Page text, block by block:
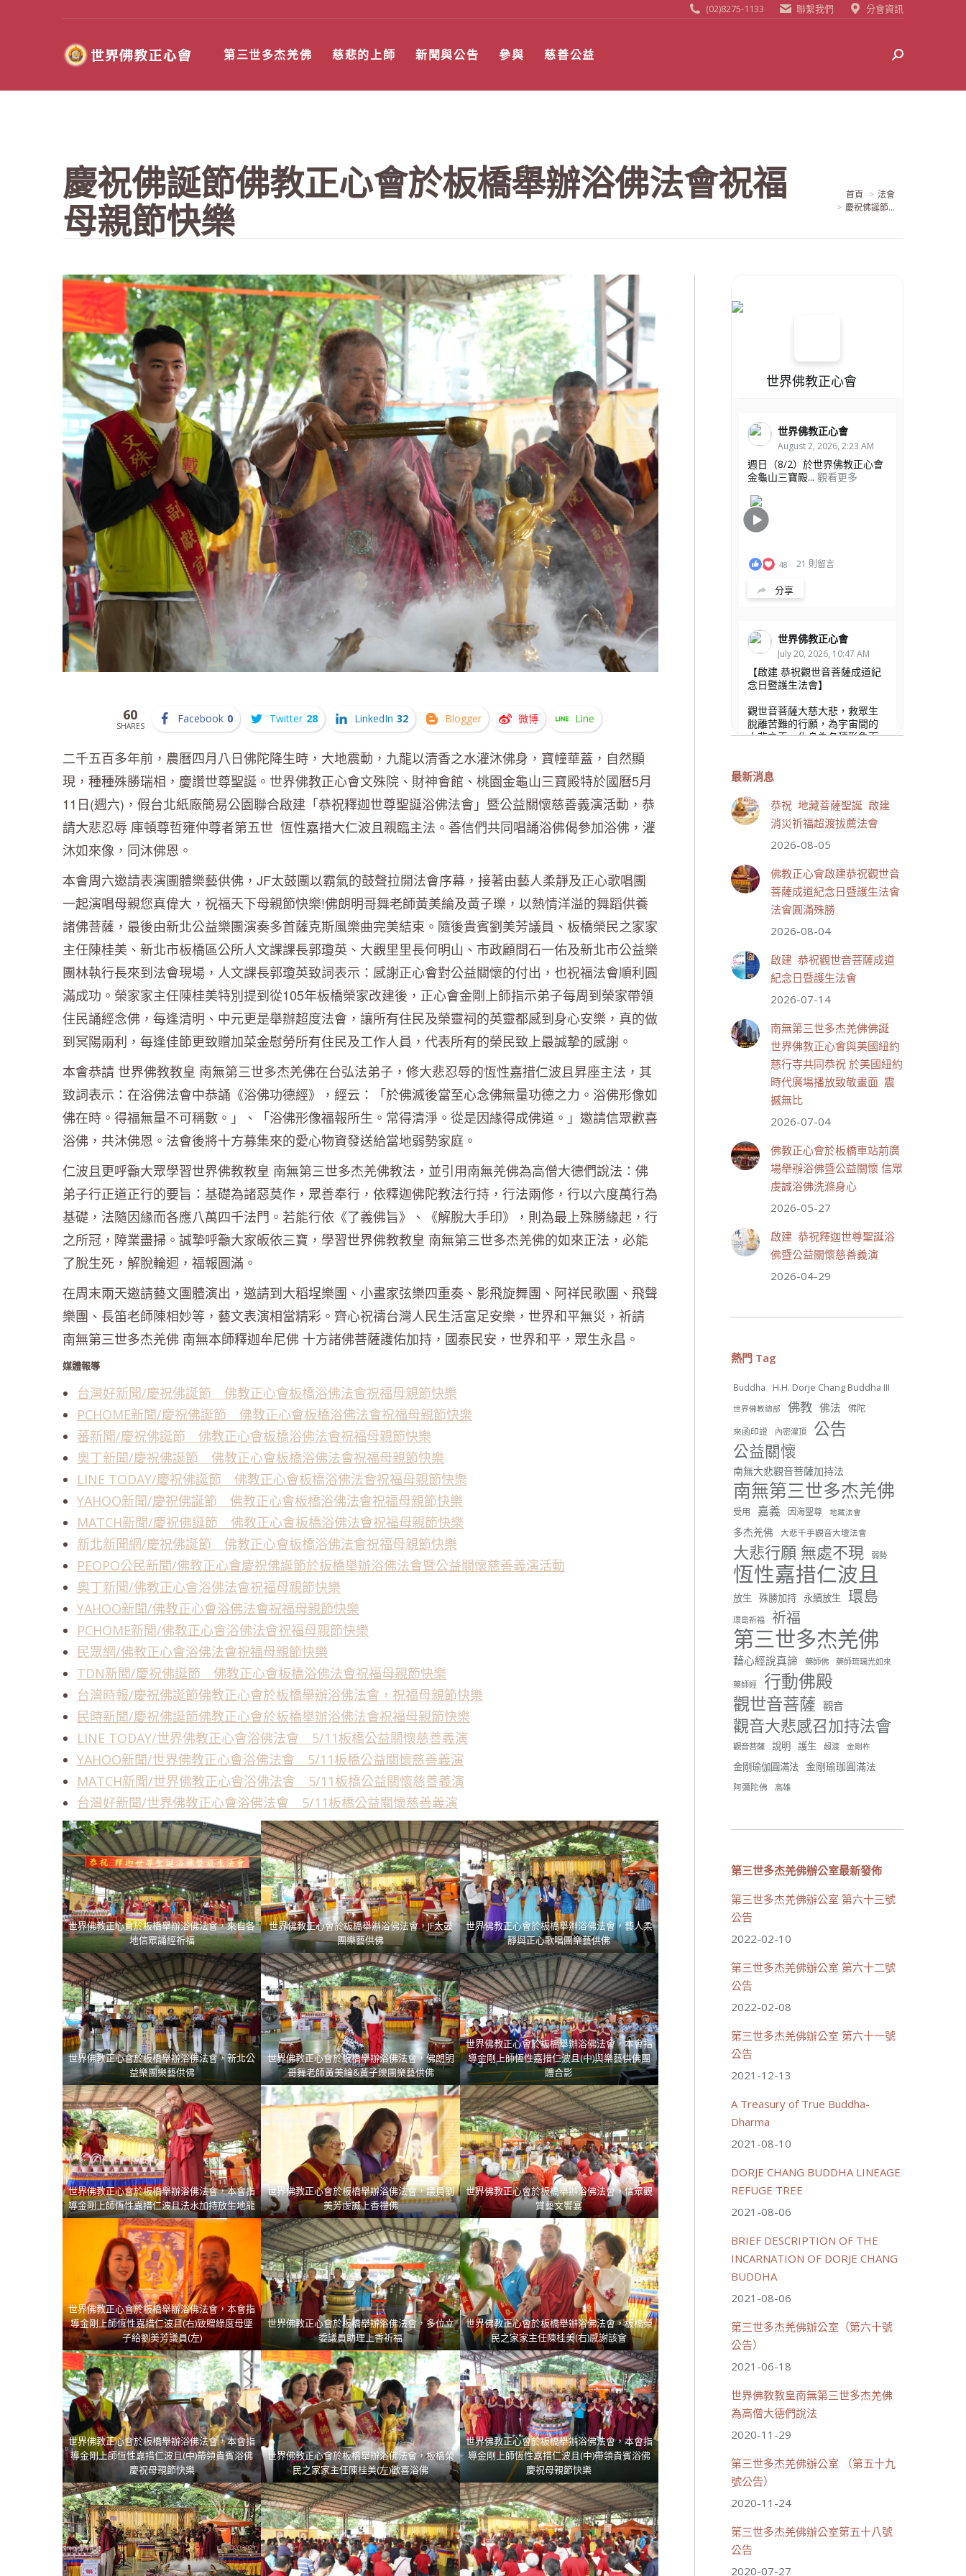
(02)8275-1133 聯繫我們 分會資訊
第三世多杰羌佛 慈悲的上師 新聞與公告 參與 慈善公益 Search:
慶祝佛誕節佛教正心會於板橋舉辦浴佛法會祝福
母親節快樂 當前位置:首頁
法會
慶祝佛誕節...
60
SHARES
Facebook 0 Twitter 28 LinkedIn 32 Blogger 微博 Line
二千五百多年前，農曆四月八日佛陀降生時，大地震動，九龍以清香之水灌沐佛身，寶幢華蓋，自然顯
現，種種殊勝瑞相，慶讚世尊聖誕。世界佛教正心會文殊院、財神會館、桃園金龜山三寶殿特於國曆5月
11日(週六)，假台北紙廠簡易公園聯合啟建「恭祝釋迦世尊聖誕浴佛法會」暨公益關懷慈善義演活動，恭
請大悲忍辱 庫頓尊哲雍仲尊者第五世 恆性嘉措大仁波且親臨主法。善信們共同唱誦浴佛偈參加浴佛，灌
沐如來像，同沐佛恩。
本會周六邀請表演團體樂藝供佛，JF太鼓團以霸氣的鼓聲拉開法會序幕，接著由藝人柔靜及正心歌唱團
一起演唱母親您真偉大，祝福天下母親節快樂!佛朗明哥舞老師黃美綸及黃子瓅，以熱情洋溢的舞蹈供養
諸佛菩薩，最後由新北公益樂團演奏多首薩克斯風樂曲完美結束。隨後貴賓劉美芳議員、板橋榮民之家家
主任陳桂美、新北市板橋區公所人文課課長郭瓊英、大觀里里長何明山、市政顧問石一佑及新北市公益樂
團林執行長來到法會現場，人文課長郭瓊英致詞表示：感謝正心會對公益關懷的付出，也祝福法會順利圓
滿成功。榮家家主任陳桂美特別提到從105年板橋榮家改建後，正心會金剛上師指示弟子每周到榮家帶領
住民誦經念佛，每逢清明、中元更是舉辦超度法會，讓所有住民及榮靈祠的英靈都感到身心安樂，真的做
到冥陽兩利，每逢佳節更致贈加菜金慰勞所有住民及工作人員，代表所有的榮民致上最誠摯的感謝。
本會恭請 世界佛教教皇 南無第三世多杰羌佛在台弘法弟子，修大悲忍辱的恆性嘉措仁波且昇座主法，其
致詞表示：在浴佛法會中恭誦《浴佛功德經》，經云：「於佛滅後當至心念佛無量功德之力。浴佛形像如
佛在時。得福無量不可稱數。」、「浴佛形像福報所生。常得清淨。從是因緣得成佛道。」邀請信眾歡喜
浴佛，共沐佛恩。法會後將十方募集來的愛心物資發送給當地弱勢家庭。
仁波且更呼籲大眾學習世界佛教教皇 南無第三世多杰羌佛教法，並引用南無羌佛為高僧大德們說法：佛
弟子行正道正行的要旨：基礎為諸惡莫作，眾善奉行，依釋迦佛陀教法行持，行法兩修，行以六度萬行為
基礎，法隨因緣而各應八萬四千法門。若能行依《了義佛旨》、《解脫大手印》，則為最上殊勝緣起，行
之所冠，障業盡掃。誠摯呼籲大家皈依三寶，學習世界佛教教皇 南無第三世多杰羌佛的如來正法，必能
了脫生死，解脫輪迴，福報圓滿。
在周末兩天邀請藝文團體演出，邀請到大稻埕樂團、小畫家弦樂四重奏、影飛旋舞團、阿祥民歌團、飛聲
樂團、長笛老師陳相妙等，藝文表演相當精彩。齊心祝禱台灣人民生活富足安樂，世界和平無災，祈請
南無第三世多杰羌佛 南無本師釋迦牟尼佛 十方諸佛菩薩護佑加持，國泰民安，世界和平，眾生永昌。
媒體報導
台灣好新聞/慶祝佛誕節 佛教正心會板橋浴佛法會祝福母親節快樂
PCHOME新聞/慶祝佛誕節 佛教正心會板橋浴佛法會祝福母親節快樂
蕃新聞/慶祝佛誕節 佛教正心會板橋浴佛法會祝福母親節快樂
奧丁新聞/慶祝佛誕節 佛教正心會板橋浴佛法會祝福母親節快樂
LINE TODAY/慶祝佛誕節 佛教正心會板橋浴佛法會祝福母親節快樂
YAHOO新聞/慶祝佛誕節 佛教正心會板橋浴佛法會祝福母親節快樂
MATCH新聞/慶祝佛誕節 佛教正心會板橋浴佛法會祝福母親節快樂
新北新聞網/慶祝佛誕節 佛教正心會板橋浴佛法會祝福母親節快樂
PEOPO公民新聞/佛教正心會慶祝佛誕節於板橋舉辦浴佛法會暨公益關懷慈善義演活動
奧丁新聞/佛教正心會浴佛法會祝福母親節快樂
YAHOO新聞/佛教正心會浴佛法會祝福母親節快樂
PCHOME新聞/佛教正心會浴佛法會祝福母親節快樂
民眾網/佛教正心會浴佛法會祝福母親節快樂
TDN新聞/慶祝佛誕節 佛教正心會板橋浴佛法會祝福母親節快樂
台灣時報/慶祝佛誕節佛教正心會於板橋舉辦浴佛法會，祝福母親節快樂
民時新聞/慶祝佛誕節佛教正心會於板橋舉辦浴佛法會祝福母親節快樂
LINE TODAY/世界佛教正心會浴佛法會 5/11板橋公益關懷慈善義演
YAHOO新聞/世界佛教正心會浴佛法會 5/11板橋公益關懷慈善義演
MATCH新聞/世界佛教正心會浴佛法會 5/11板橋公益關懷慈善義演
台灣好新聞/世界佛教正心會浴佛法會 5/11板橋公益關懷慈善義演
世界佛教正心會於板橋舉辦浴佛法會，來自各
地信眾誦經祈福
世界佛教正心會於板橋舉辦浴佛法會，JF太鼓
團樂藝供佛
世界佛教正心會於板橋舉辦浴佛法會，藝人柔
靜與正心歌唱團樂藝供佛
世界佛教正心會於板橋舉辦浴佛法會，新北公
益樂團樂藝供佛
世界佛教正心會於板橋舉辦浴佛法會，佛朗明
哥舞老師黃美綸&黃子瓅團樂藝供佛
世界佛教正心會於板橋舉辦浴佛法會，本會指
導金剛上師恆性嘉措仁波且(中)與樂藝供佛團
體合影
世界佛教正心會於板橋舉辦浴佛法會，本會指
導金剛上師恆性嘉措仁波且法水加持放生地龍
世界佛教正心會於板橋舉辦浴佛法會，議員劉
美芳虔誠上香禮佛
世界佛教正心會於板橋舉辦浴佛法會，信眾觀
賞藝文饗宴
世界佛教正心會於板橋舉辦浴佛法會，本會指
導金剛上師恆性嘉措仁波且(右)致贈綠度母墜
子給劉美芳議員(左)
世界佛教正心會於板橋舉辦浴佛法會，多位立
委議員助理上香祈福
世界佛教正心會於板橋舉辦浴佛法會，板橋榮
民之家家主任陳桂美(右)感謝該會
世界佛教正心會於板橋舉辦浴佛法會，本會指
導金剛上師恆性嘉措仁波且(中)帶領貴賓浴佛
慶祝母親節快樂
世界佛教正心會於板橋舉辦浴佛法會，板橋榮
民之家家主任陳桂美(左)歡喜浴佛
世界佛教正心會於板橋舉辦浴佛法會，本會指
導金剛上師恆性嘉措仁波且(中)帶領貴賓浴佛
慶祝母親節快樂
世界佛教正心會
世界佛教正心會
August 2, 2026, 2:23 AM
週日（8/2）於世界佛教正心會
金龜山三寶殿... 觀看更多
48 21 則留言
分享
世界佛教正心會
July 20, 2026, 10:47 AM
【啟建 恭祝觀世音菩薩成道紀
念日暨護生法會】
觀世音菩薩大慈大悲，救眾生
脫離苦難的行願，為宇宙間的
大悲之王，化身為各種形象而
身，農曆6月19日為觀世音菩薩
文殊院、財神會館、桃園金龜
山三寶殿將在8月1日(星期六)於
金龜山三寶殿聯合啟建「恭祝...
觀看更多
110 32 則留言
分享
世界佛教正心會
週日（7/19）將於世界佛教正
心會金龜山三寶殿... 觀看更多
分享
世界佛教正心會
週日（7/19）將於世界佛教正
心會金龜山三寶殿... 觀看更多
世界佛教正心會
June 22, 2026, 10:11 AM
[世界佛教正心會 新聞報導]
正心會行善列車開向花蓮基
隆， 關心榮民、榮眷及遺孤！
#正心會
#新北記者職業工會
#基隆榮服處
#花蓮榮家
91 42 則留言
分享
世界佛教正心會
June 21, 2026, 12:54 AM
週日（6/21）將於世界佛教正
心會金龜山三寶殿... 觀看更多
分享
載入更多
最新消息
恭祝 地藏菩薩聖誕 啟建
消災祈福超渡拔薦法會
2026-08-05
佛教正心會啟建恭祝觀世音
菩薩成道紀念日暨護生法會
法會圓滿殊勝
2026-08-04
啟建 恭祝觀世音菩薩成道
紀念日暨護生法會
2026-07-14
南無第三世多杰羌佛佛誕
世界佛教正心會與美國紐約
慈行寺共同恭祝 於美國紐約
時代廣場播放致敬畫面 震
撼無比
2026-07-04
佛教正心會於板橋車站前廣
場舉辦浴佛暨公益關懷 信眾
虔誠浴佛洗滌身心
2026-05-27
啟建 恭祝釋迦世尊聖誕浴
佛暨公益關懷慈善義演
2026-04-29
熱門 Tag
Buddha H.H. Dorje Chang Buddha III
世界佛教總部 佛教 佛法 佛陀
來函印證 內密灌頂 公告
公益關懷
南無大悲觀音菩薩加持法
南無第三世多杰羌佛
受用 嘉義 因海聖尊 地藏法會
多杰羌佛 大悲千手觀音大壇法會
大悲行願 無處不現 弱勢
恆性嘉措仁波且
放生 殊勝加持 永續放生 環島
環島祈福 祈福
第三世多杰羌佛
藉心經說真諦 藥師佛 藥師琉璃光如來
藥師經 行動佛殿
觀世音菩薩 觀音
觀音大悲感召加持法會
觀音菩薩 說明 護生 超渡 金剛杵
金剛瑜伽圓滿法 金剛瑜珈圓滿法
阿彌陀佛 高雄
第三世多杰羌佛辦公室最新發佈
第三世多杰羌佛辦公室 第六十三號
公告
2022-02-10
第三世多杰羌佛辦公室 第六十二號
公告
2022-02-08
第三世多杰羌佛辦公室 第六十一號
公告
2021-12-13
A Treasury of True Buddha-
Dharma
2021-08-10
DORJE CHANG BUDDHA LINEAGE
REFUGE TREE
2021-08-06
BRIEF DESCRIPTION OF THE
INCARNATION OF DORJE CHANG
BUDDHA
2021-08-06
第三世多杰羌佛辦公室（第六十號
公告）
2021-06-18
世界佛教教皇南無第三世多杰羌佛
為高僧大德們說法
2020-11-29
第三世多杰羌佛辦公室 （第五十九
號公告）
2020-11-24
第三世多杰羌佛辦公室第五十八號
公告
2020-07-27